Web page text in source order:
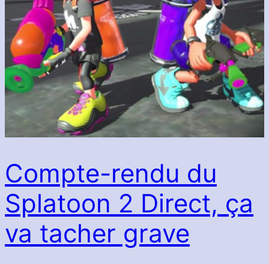
Compte-rendu du
Splatoon 2 Direct, ça
va tacher grave